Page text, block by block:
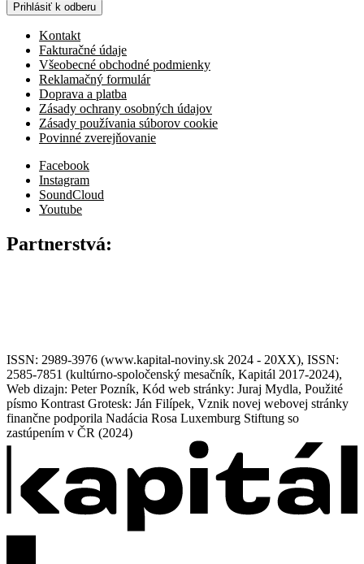
Prihlásiť k odberu
Kontakt
Fakturačné údaje
Všeobecné obchodné podmienky
Reklamačný formulár
Doprava a platba
Zásady ochrany osobných údajov
Zásady používania súborov cookie
Povinné zverejňovanie
Facebook
Instagram
SoundCloud
Youtube
Partnerstvá:
ISSN: 2989-3976 (www.kapital-noviny.sk 2024 - 20XX), ISSN:
2585-7851 (kultúrno-spoločenský mesačník, Kapitál 2017-2024),
Web dizajn: Peter Pozník, Kód web stránky: Juraj Mydla, Použité
písmo Kontrast Grotesk: Ján Filípek, Vznik novej webovej stránky
finančne podporila Nadácia Rosa Luxemburg Stiftung so
zastúpením v ČR (2024)